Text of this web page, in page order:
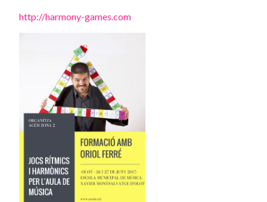
http://harmony-games.com